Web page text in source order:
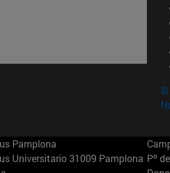
©
Pamplona
Universitario 31009 Pamplona Pº